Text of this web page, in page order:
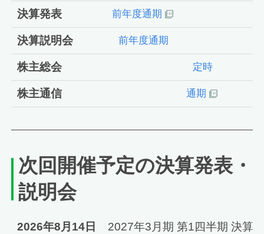
決算発表 前年度通期
決算説明会 前年度通期
株主総会 定時
株主通信 通期
次回開催予定の決算発表・
説明会
2026年8月14日 2027年3月期 第1四半期 決算